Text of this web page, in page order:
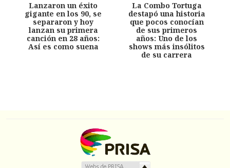
Lanzaron un éxito
gigante en los 90, se
separaron y hoy
lanzan su primera
canción en 28 años:
Así es como suena
La Combo Tortuga
destapó una historia
que pocos conocían
de sus primeros
años: Uno de los
shows más insólitos
de su carrera